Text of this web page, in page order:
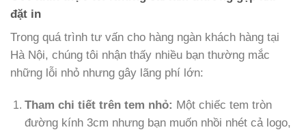
đặt in
Trong quá trình tư vấn cho hàng ngàn khách hàng tại
Hà Nội, chúng tôi nhận thấy nhiều bạn thường mắc
những lỗi nhỏ nhưng gây lãng phí lớn:
Tham chi tiết trên tem nhỏ: Một chiếc tem tròn
đường kính 3cm nhưng bạn muốn nhồi nhét cả logo,